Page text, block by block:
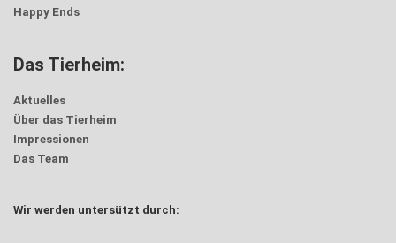
Happy Ends
Das Tierheim:
Aktuelles
Über das Tierheim
Impressionen
Das Team
Wir werden untersützt durch: